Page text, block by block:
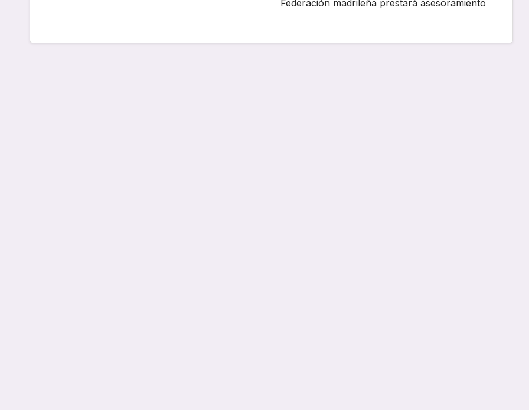
Federación madrileña prestará asesoramiento